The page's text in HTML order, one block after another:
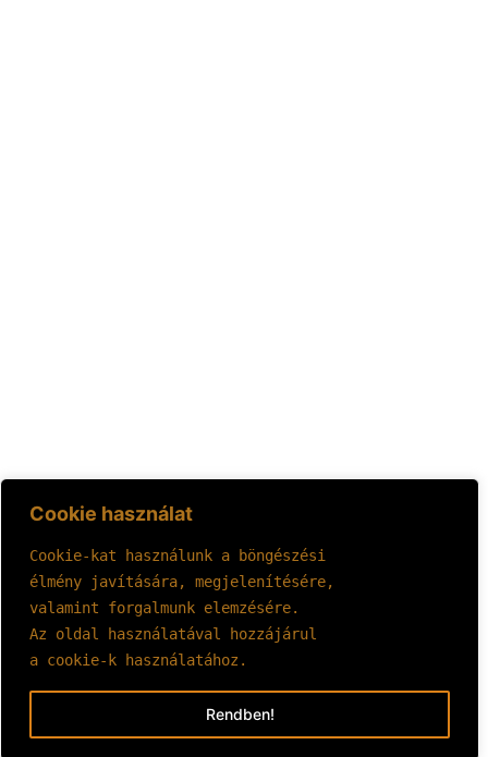
Cookie használat
Cookie-kat használunk a böngészési
élmény javítására, megjelenítésére,
valamint forgalmunk elemzésére.
Az oldal használatával hozzájárul
a cookie-k használatához.
Rendben!